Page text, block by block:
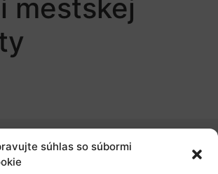
súhlas so súbormi
mestskej